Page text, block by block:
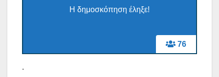
76
Η δημοσκόπηση έληξε!
.